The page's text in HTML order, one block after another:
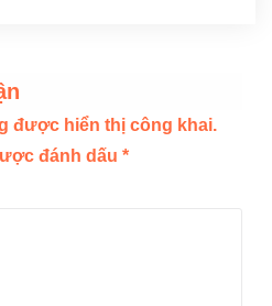
được hiển thị công khai.
đánh dấu *